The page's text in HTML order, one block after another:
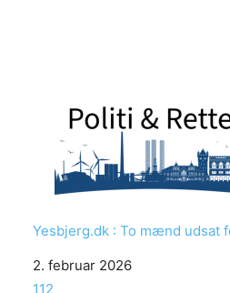
Yesbjerg.dk : To mænd udsat
Date
2. februar 2026
In relation to
112